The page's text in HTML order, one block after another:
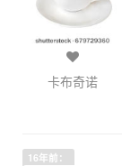
卡布奇诺
16年前：